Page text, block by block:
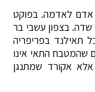
אדם לאדמה. בפוקט
בצפון עשבי בר
תאילנד בפריפריה
שהמטבח התאי אינו
אקורד שמתנגן